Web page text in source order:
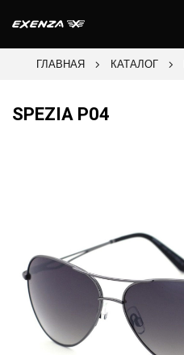
ГЛАВНАЯ КАТАЛОГ
SPEZIA P04